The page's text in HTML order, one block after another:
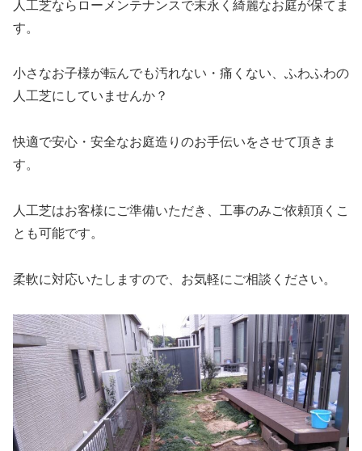
人工芝ならローメンテナンスで末永く綺麗なお庭が保てま
す。
小さなお子様が転んでも汚れない・痛くない、ふわふわの
人工芝にしていませんか？
快適で安心・安全なお庭造りのお手伝いをさせて頂きま
す。
人工芝はお客様にご準備いただき、工事のみご依頼頂くこ
とも可能です。
柔軟に対応いたしますので、お気軽にご相談ください。